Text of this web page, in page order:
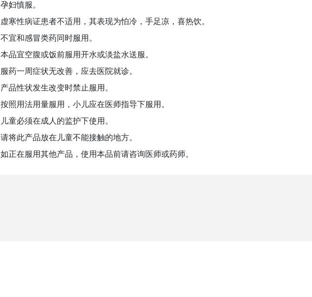
孕妇慎服。
虚寒性病证患者不适用，其表现为怕冷，手足凉，喜热饮。
不宜和感冒类药同时服用。
本品宜空腹或饭前服用开水或淡盐水送服。
服药一周症状无改善，应去医院就诊。
产品性状发生改变时禁止服用。
按照用法用量服用，小儿应在医师指导下服用。
儿童必须在成人的监护下使用。
请将此产品放在儿童不能接触的地方。
如正在服用其他产品，使用本品前请咨询医师或药师。